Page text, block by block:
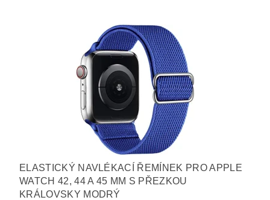
ELASTICKÝ NAVLÉKACÍ ŘEMÍNEK PRO APPLE
WATCH 42, 44 A 45 MM S PŘEZKOU
KRÁLOVSKY MODRÝ